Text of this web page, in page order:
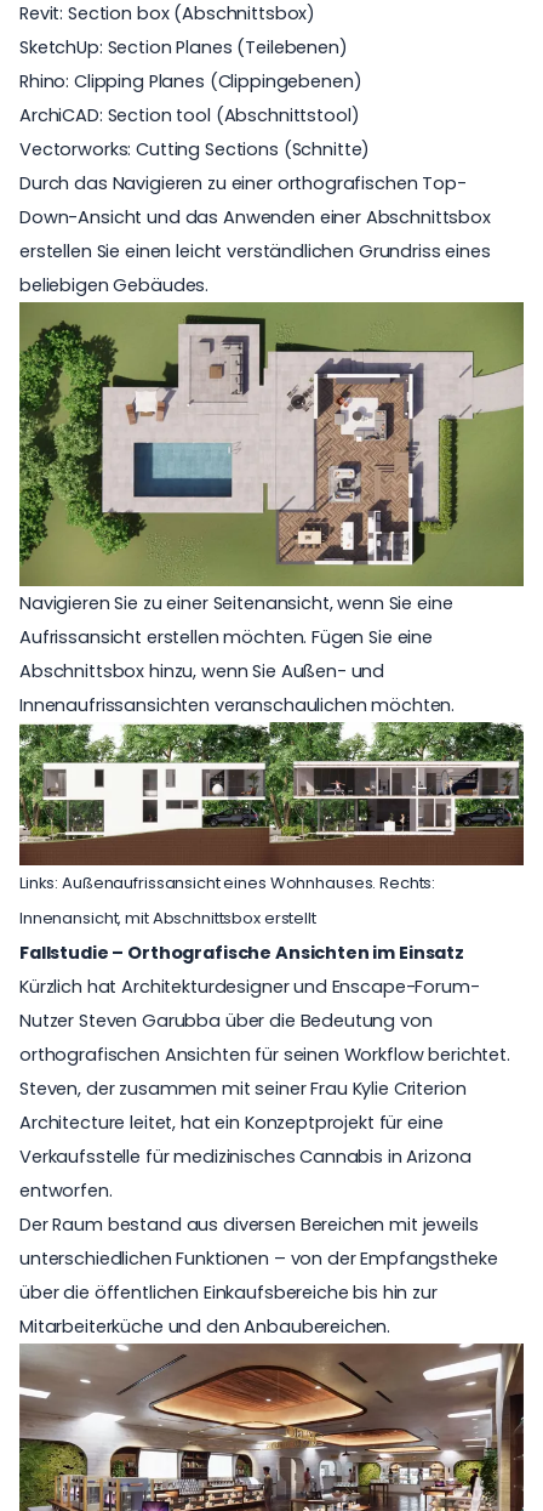
Revit: Section box(Abschnittsbox)
SketchUp: Section Planes (Teilebenen)
Rhino: Clipping Planes (Clippingebenen)
ArchiCAD: Section tool (Abschnittstool)
Vectorworks:Cutting Sections (Schnitte)
Durch das Navigieren zu einer orthografischen Top-
Down-Ansicht und das Anwenden einer Abschnittsbox
erstellen Sie einen leicht verständlichen Grundriss eines
beliebigen Gebäudes.
Navigieren Sie zu einer Seitenansicht, wenn Sie eine
Aufrissansicht erstellen möchten. Fügen Sie eine
Abschnittsbox hinzu, wenn Sie Außen- und
Innenaufrissansichten veranschaulichen möchten.
Links: Außenaufrissansicht eines Wohnhauses. Rechts:
Innenansicht, mit Abschnittsbox erstellt
Fallstudie – Orthografische Ansichten im Einsatz
Kürzlich hat Architekturdesigner und Enscape-Forum-
Nutzer Steven Garubba über die Bedeutung von
orthografischen Ansichten für seinen Workflow berichtet.
Steven, der zusammen mit seiner Frau Kylie Criterion
Architecture leitet, hat ein Konzeptprojekt für eine
Verkaufsstelle für medizinisches Cannabis in Arizona
entworfen.
Der Raum bestand aus diversen Bereichen mit jeweils
unterschiedlichen Funktionen – von der Empfangstheke
über die öffentlichen Einkaufsbereiche bis hin zur
Mitarbeiterküche und den Anbaubereichen.